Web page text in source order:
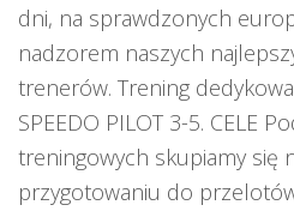
dni, na sprawdzonych
nadzorem naszych
trenerów. Trening
SPEEDO PILOT 3-5. CELE
treningowych skupiamy się
przygotowaniu do